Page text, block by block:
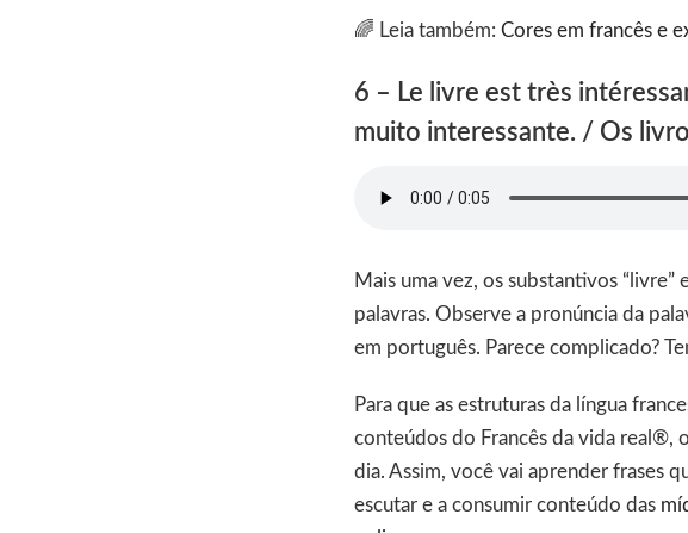
🌈 Leia também: Cores em francês e
6 – Le livre est très
muito interessante. / Os
Mais uma vez, os substantivos “livre”
palavras. Observe a pronúncia da
em português. Parece complicado?
Para que as estruturas da língua
conteúdos do Francês da vida real®,
dia. Assim, você vai aprender frases
escutar e a consumir conteúdo das